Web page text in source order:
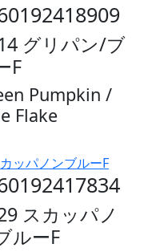
グリパン/ブ
F
Pumpkin /
Flake
スカッパノ
ルーF